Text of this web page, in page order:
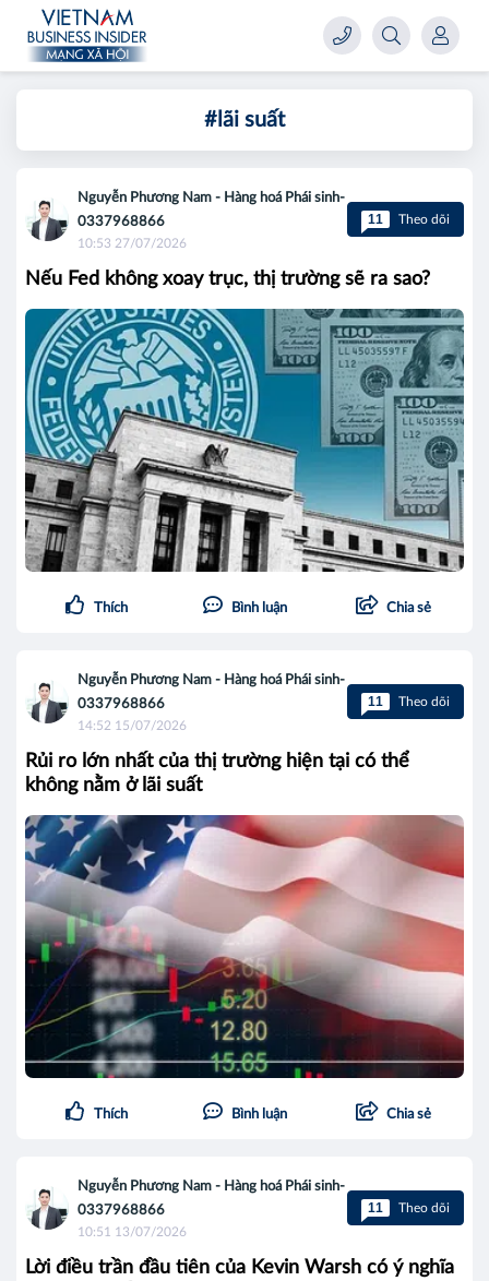
#lãi suất
Nguyễn Phương Nam - Hàng hoá Phái sinh-
0337968866
10:53 27/07/2026
11 Theo dõi
Nếu Fed không xoay trục, thị trường sẽ ra sao?
Thích Bình luận Chia sẻ
Nguyễn Phương Nam - Hàng hoá Phái sinh-
0337968866
14:52 15/07/2026
11 Theo dõi
Rủi ro lớn nhất của thị trường hiện tại có thể
không nằm ở lãi suất
Thích Bình luận Chia sẻ
Nguyễn Phương Nam - Hàng hoá Phái sinh-
0337968866
10:51 13/07/2026
11 Theo dõi
Lời điều trần đầu tiên của Kevin Warsh có ý nghĩa